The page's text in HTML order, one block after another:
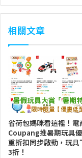
相關文章
省荷包媽咪看這裡！電
Coupang推暑期玩具
重折扣同步啟動，玩具
3折！